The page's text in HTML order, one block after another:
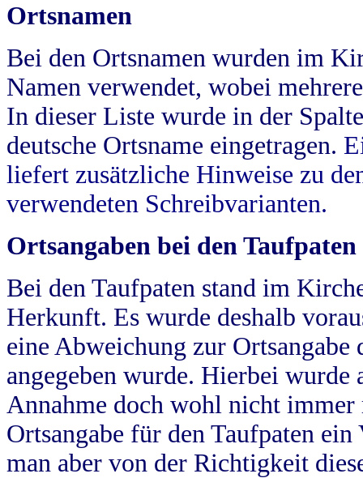
Ortsnamen
Bei den Ortsnamen wurden im
Namen verwendet, wobei
In dieser Liste wurde in der
deutsche Ortsname eingetragen.
liefert zusätzliche Hinweise zu
verwendeten Schreibvarianten.
Ortsangaben bei den Taufpaten
Bei den Taufpaten stand im
Herkunft. Es wurde deshalb
eine Abweichung zur
angegeben wurde. Hierbei wurde
Annahme doch wohl nicht
Ortsangabe für den Taufpaten
man aber von der Richtigkeit